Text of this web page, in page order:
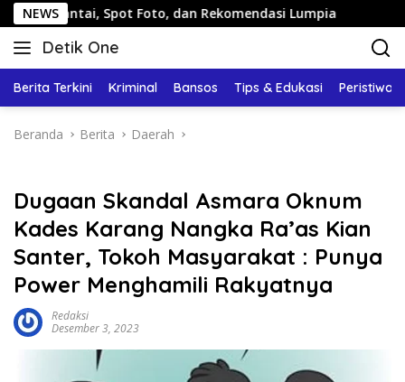
Langsung
ke
konten
NEWS
Foto, dan Rekomendasi Lumpia Panduan
Detik One
Tajam
Fakta
Berita Terkini Kriminal Bansos Tips & Edukasi Peristiwa
Beranda Berita Daerah
Dugaan Skandal Asmara Oknum
Kades Karang Nangka Ra’as Kian
Santer, Tokoh Masyarakat : Punya
Power Menghamili Rakyatnya
Redaksi
Desember 3, 2023